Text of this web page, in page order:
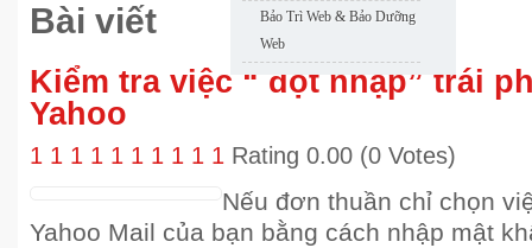
Bảo Trì Web & Bảo Dưỡng
Web
Bài viết
Kiểm tra việc “ đột nhập” trái
Yahoo
1 1 1 1 1 1 1 1 1 1 Rating 0.00 (0 Votes)
Nếu đơn thuần chỉ chọn
Yahoo Mail của bạn bằng cách nhập mật